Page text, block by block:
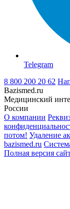
Telegram
8 800 200 20 62
Bazismed.ru
Медицинский
России
О компании
потом! Удаление
bazismed.ru
Полная версия